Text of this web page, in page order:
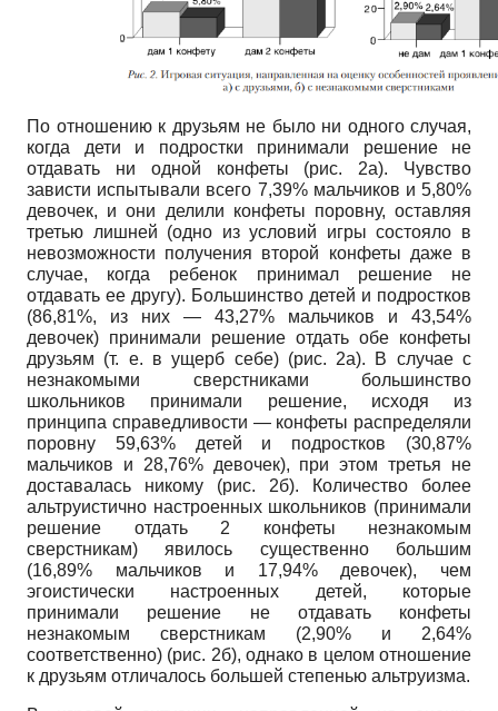
По отношению к друзьям не было ни одного случая,
когда дети и подростки принимали решение не
отдавать ни одной конфеты (рис. 2а). Чувство
зависти испытывали всего 7,39% мальчиков и 5,80%
девочек, и они делили конфеты поровну, оставляя
третью лишней (одно из условий игры состояло в
невозможности получения второй конфеты даже в
случае, когда ребенок принимал решение не
отдавать ее другу). Большинство детей и подростков
(86,81%, из них — 43,27% мальчиков и 43,54%
девочек) принимали решение отдать обе конфеты
друзьям (т. е. в ущерб себе) (рис. 2а). В случае с
незнакомыми сверстниками большинство
школьников принимали решение, исходя из
принципа справедливости — конфеты распределяли
поровну 59,63% детей и подростков (30,87%
мальчиков и 28,76% девочек), при этом третья не
доставалась никому (рис. 2б). Количество более
альтруистично настроенных школьников (принимали
решение отдать 2 конфеты незнакомым
сверстникам) явилось существенно большим
(16,89% мальчиков и 17,94% девочек), чем
эгоистически настроенных детей, которые
принимали решение не отдавать конфеты
незнакомым сверстникам (2,90% и 2,64%
соответственно) (рис. 2б), однако в целом отношение
к друзьям отличалось большей степенью альтруизма.